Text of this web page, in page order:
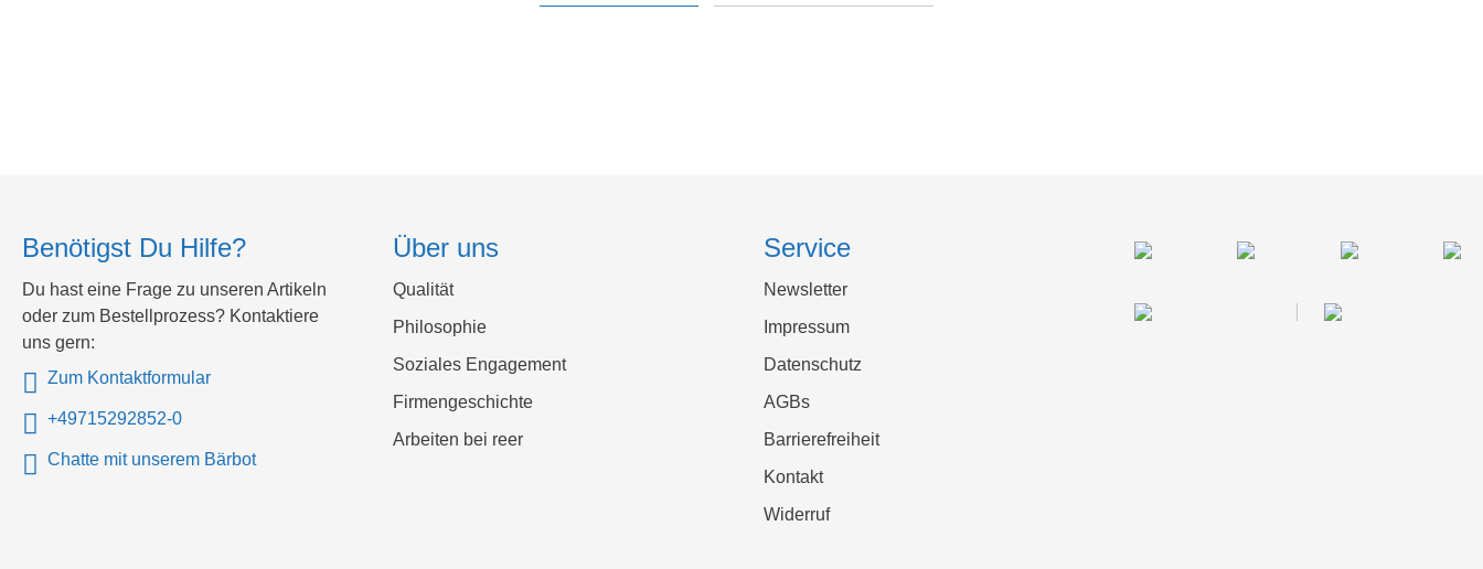
Benötigst Du Hilfe?
Du hast eine Frage zu unseren Artikeln
oder zum Bestellprozess? Kontaktiere
uns gern:
Zum Kontaktformular
+49715292852-0
Chatte mit unserem Bärbot
Über uns
Qualität
Philosophie
Soziales Engagement
Firmengeschichte
Arbeiten bei reer
Service
Newsletter
Impressum
Datenschutz
AGBs
Barrierefreiheit
Kontakt
Widerruf